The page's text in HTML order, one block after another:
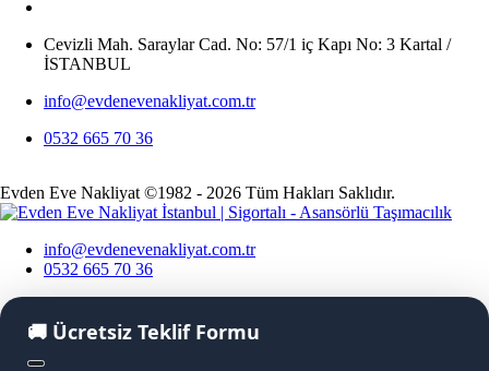
Cevizli Mah. Saraylar Cad. No: 57/1 iç Kapı No: 3 Kartal /
İSTANBUL
info@evdenevenakliyat.com.tr
0532 665 70 36
Evden Eve Nakliyat ©1982 - 2026 Tüm Hakları Saklıdır.
info@evdenevenakliyat.com.tr
0532 665 70 36
🚚 Ücretsiz Teklif Formu